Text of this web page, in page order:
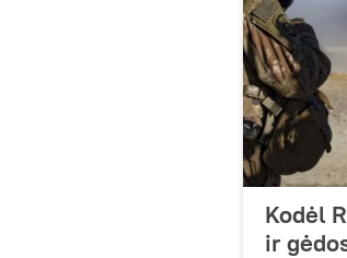
Kodėl
ir